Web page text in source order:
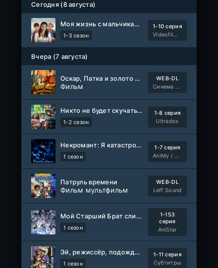
Сегодня (8 августа)
Моя жизнь с мальчиками Уолтер
1-3 сезон
1-10 серия
Videofilm Int
Вчера (7 августа)
Оскар, Патка и золото Балтики
Фильм
WEB-DL
Синема УС
Никто не будет скучать по нам
1-2 сезон
1-8 серия
Ultradox
Некромант: Я катастрофа
1 сезон
1-7 серия
AniMy / RuChiMe
Патруль времени
Фильм мультфильм
WEB-DL
Leff Sound
Мой Старший Брат слишком стабилен
1 сезон
1-153
серия
AniStar
Эй, режиссёр, подождите!
1 сезон
1-11 серия
Субтитры